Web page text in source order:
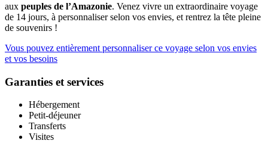
aux peuples de l’Amazonie. Venez vivre un extraordinaire voyage
de 14 jours, à personnaliser selon vos envies, et rentrez la tête pleine
de souvenirs !
Vous pouvez entièrement personnaliser ce voyage selon vos envies
et vos besoins
Garanties et services
Hébergement
Petit-déjeuner
Transferts
Visites